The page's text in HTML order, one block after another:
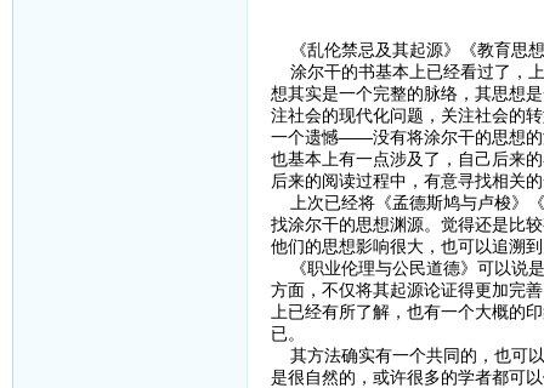
《乱伦禁忌及其起源》《教育思
涂尔干的书基本上已经看过了，
想其实是一个完整的脉络，其思想
注社会的现代化问题，关注社会的
一个遗憾——没有将涂尔干的思想的
也基本上有一点涉及了，自己后来
后来的阅读过程中，有意寻找相关
上次已经将《孟德斯鸠与卢梭》
找涂尔干的思想渊源。觉得还是比
他们的思想影响很大，也可以追溯
《职业伦理与公民道德》可以说
方面，不仅将其起源论证得更加完
上已经有所了解，也有一个大概的
已。
其方法确实有一个共同的，也可
是很自然的，或许很多的学者都可